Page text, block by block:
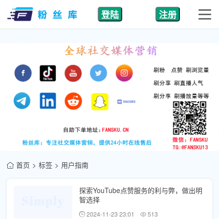
登陆 注册
首页 标签 用户指南
探索YouTube点赞服务的利与弊，做出明
智选择
2024-11-23 23:01 513